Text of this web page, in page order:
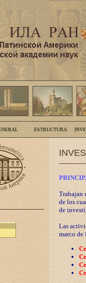
ESTRUCTURA
Trabajan
de los
de
Las
marco de